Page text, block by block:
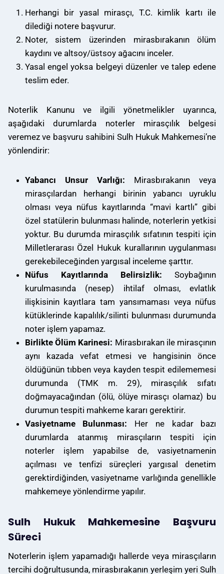
Herhangi bir yasal mirasçı, T.C. kimlik kartı ile
dilediği notere başvurur.
Noter, sistem üzerinden mirasbırakanın ölüm
kaydını ve altsoy/üstsoy ağacını inceler.
Yasal engel yoksa belgeyi düzenler ve talep edene
teslim eder.
Noterlik Kanunu ve ilgili yönetmelikler uyarınca,
aşağıdaki durumlarda noterler mirasçılık belgesi
veremez ve başvuru sahibini Sulh Hukuk Mahkemesi’ne
yönlendirir:
Yabancı Unsur Varlığı: Mirasbırakanın veya
mirasçılardan herhangi birinin yabancı uyruklu
olması veya nüfus kayıtlarında “mavi kartlı” gibi
özel statülerin bulunması halinde, noterlerin yetkisi
yoktur. Bu durumda mirasçılık sıfatının tespiti için
Milletlerarası Özel Hukuk kurallarının uygulanması
gerekebileceğinden yargısal inceleme şarttır.
Nüfus Kayıtlarında Belirsizlik: Soybağının
kurulmasında (nesep) ihtilaf olması, evlatlık
ilişkisinin kayıtlara tam yansımaması veya nüfus
kütüklerinde kapalılık/silinti bulunması durumunda
noter işlem yapamaz.
Birlikte Ölüm Karinesi: Mirasbırakan ile mirasçının
aynı kazada vefat etmesi ve hangisinin önce
öldüğünün tıbben veya kayden tespit edilememesi
durumunda (TMK m. 29), mirasçılık sıfatı
doğmayacağından (ölü, ölüye mirasçı olamaz) bu
durumun tespiti mahkeme kararı gerektirir.
Vasiyetname Bulunması: Her ne kadar bazı
durumlarda atanmış mirasçıların tespiti için
noterler işlem yapabilse de, vasiyetnamenin
açılması ve tenfizi süreçleri yargısal denetim
gerektirdiğinden, vasiyetname varlığında genellikle
mahkemeye yönlendirme yapılır.
Sulh Hukuk Mahkemesine Başvuru
Süreci
Noterlerin işlem yapamadığı hallerde veya mirasçıların
tercihi doğrultusunda, mirasbırakanın yerleşim yeri Sulh